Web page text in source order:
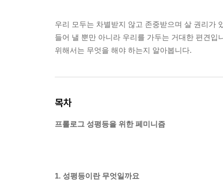
우리 모두는 차별받지 않고 존중받으며 살 권리가
들어 낼 뿐만 아니라 우리를 가두는 거대한 편견
위해서는 무엇을 해야 하는지 알아봅니다.
목차
프롤로그 성평등을 위한 페미니즘
1. 성평등이란 무엇일까요